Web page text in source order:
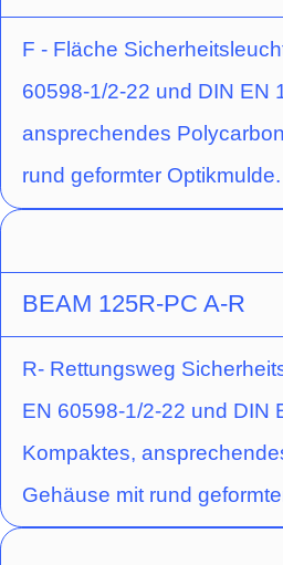
Verschluss durch
einer Hochleistungs-LED
Acryloptik. Die Optik für
ist vormontiert, die Optik für
F - Fläche
60598-1/2-22 und DIN EN
ansprechendes
rund geformter
Leuchten-Verschluss durch
Deckenaufbaumontage mit
Hochleistungs-LED
Bereitschaftsschaltung)
kreisförmige
BEAM 125R-PC A-R
R- Rettungsweg
EN 60598-1/2-22 und DIN
Kompaktes,
Gehäuse mit rund
Schraubenloser Leuchten-